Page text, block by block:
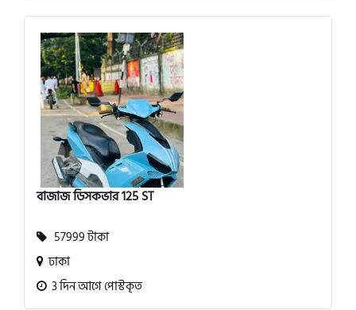
বাজাজ ডিসকভার 125 ST
57999 টাকা
ঢাকা
3 দিন আগে পোস্টকৃত